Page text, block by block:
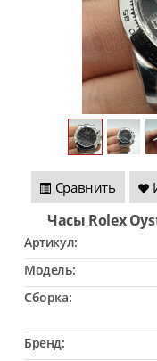
Сравнить
Часы Rolex
Артикул:
Модель:
Сборка:
Бренд: